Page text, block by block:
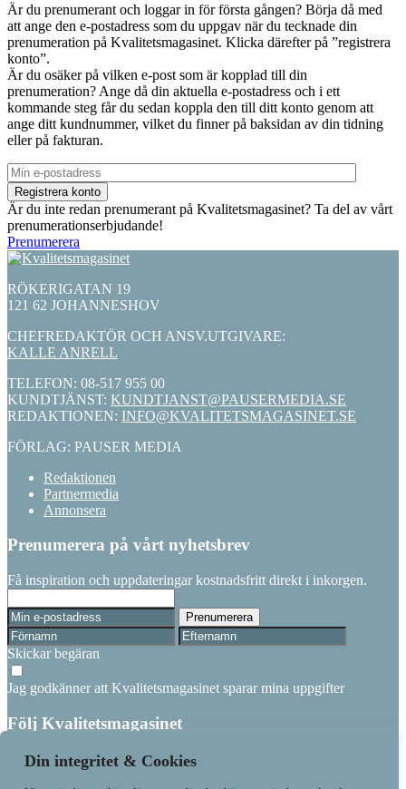
Din integritet & Cookies
Är du prenumerant och loggar in för första gången? Börja då med
att ange den e-postadress som du uppgav när du tecknade din
prenumeration på Kvalitetsmagasinet. Klicka därefter på ”registrera
konto”.
Är du osäker på vilken e-post som är kopplad till din
prenumeration? Ange då din aktuella e-postadress och i ett
kommande steg får du sedan koppla den till ditt konto genom att
ange ditt kundnummer, vilket du finner på baksidan av din tidning
eller på fakturan.
Är du inte redan prenumerant på Kvalitetsmagasinet? Ta del av vårt
prenumerationserbjudande!
Prenumerera
RÖKERIGATAN 19
121 62 JOHANNESHOV
CHEFREDAKTÖR OCH ANSV.UTGIVARE:
KALLE ANRELL
TELEFON: 08-517 955 00
KUNDTJÄNST: KUNDTJANST@PAUSERMEDIA.SE
REDAKTIONEN: INFO@KVALITETSMAGASINET.SE
FÖRLAG: PAUSER MEDIA
Redaktionen
Partnermedia
Annonsera
Prenumerera på vårt nyhetsbrev
Få inspiration och uppdateringar kostnadsfritt direkt i inkorgen.
Skickar begäran
Jag godkänner att Kvalitetsmagasinet sparar mina uppgifter
Följ Kvalitetsmagasinet
Linkedin